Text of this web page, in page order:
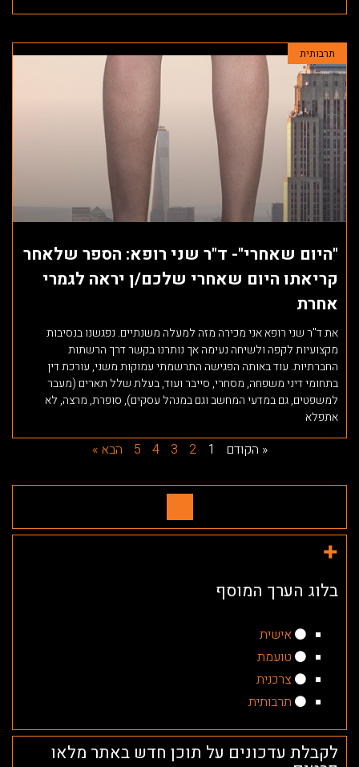
תרבותית
"היום שאחרי"- ד"ר שני רופא: הספר שלאחר
קריאתו היום שאחרי שלכם/ן יראה לגמרי
אחרת
את ד"ר שני רופא אני מכירה מזה למעלה משנתיים. נפגשנו בנסיבות
מקצועיות לקפה ולשיחה נעימה אך נותרנו בקשר דרך הרשתות
החברתיות. עוד באותה הפגישה התרשמתי עמוקות משני, עורכת דין
בתחומי דיני משפחה, מסחרי, סייבר ועוד, בעלת שלל תארים (מעבר
למשפטים, גם במדעי המחשב וגם במנהל עסקים), סופרת, מרצה, לא
אתפלא
« הקודם 1
2
3
4
5 הבא »
בלוג הערך המוסף
אישית
טועמת
צרכנית
תרבותית
לקבלת עדכונים על תוכן חדש באתר מלאו